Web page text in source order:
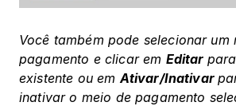
‍Você também pode selecionar um
pagamento e clicar em Editar
existente ou em Ativar/Inativar
inativar o meio de pagamento